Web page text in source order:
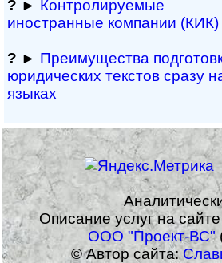
? ► Контролируемые
иностранные компании (КИК)
? ► Преимущества
юри­ди­чес­ких тек­с­тов сразу
языках
Описание услуг на
ООО "Проект-ВС"
© Автор сайта: